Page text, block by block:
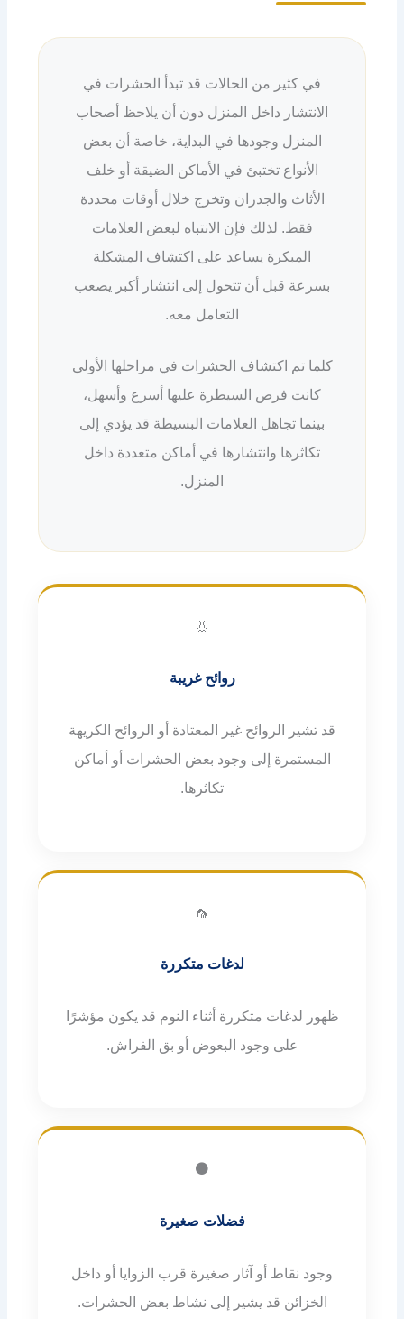
في كثير من الحالات قد تبدأ الحشرات في
الانتشار داخل المنزل دون أن يلاحظ أصحاب
المنزل وجودها في البداية، خاصة أن بعض
الأنواع تختبئ في الأماكن الضيقة أو خلف
الأثاث والجدران وتخرج خلال أوقات محددة
فقط. لذلك فإن الانتباه لبعض العلامات
المبكرة يساعد على اكتشاف المشكلة
بسرعة قبل أن تتحول إلى انتشار أكبر يصعب
التعامل معه.
كلما تم اكتشاف الحشرات في مراحلها الأولى
كانت فرص السيطرة عليها أسرع وأسهل،
بينما تجاهل العلامات البسيطة قد يؤدي إلى
تكاثرها وانتشارها في أماكن متعددة داخل
المنزل.
👃
روائح غريبة
قد تشير الروائح غير المعتادة أو الروائح الكريهة
المستمرة إلى وجود بعض الحشرات أو أماكن
تكاثرها.
🦟
لدغات متكررة
ظهور لدغات متكررة أثناء النوم قد يكون مؤشرًا
على وجود البعوض أو بق الفراش.
⚫
فضلات صغيرة
وجود نقاط أو آثار صغيرة قرب الزوايا أو داخل
الخزائن قد يشير إلى نشاط بعض الحشرات.